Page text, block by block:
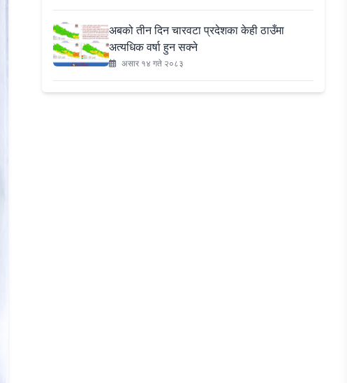
अबको तीन दिन चारवटा प्रदेशका केही ठाउँमा
अत्यधिक वर्षा हुन सक्ने
असार १४ गते २०८३